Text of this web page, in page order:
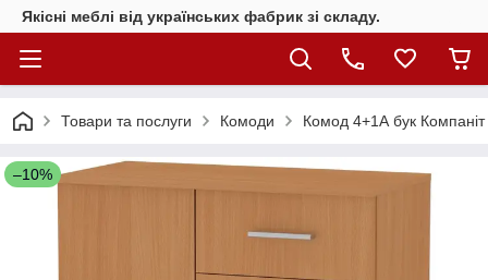
Якісні меблі від українських фабрик зі складу.
Товари та послуги Комоди Комод 4+1А бук
–10%